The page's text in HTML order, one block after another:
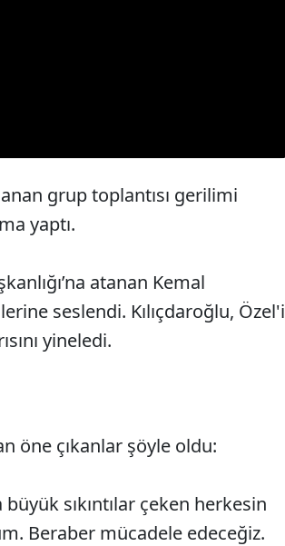
grup toplantısı gerilimi
yaptı.
atanan Kemal
seslendi. Kılıçdaroğlu, Özel'i
yineledi.
öne çıkanlar şöyle oldu:
sıkıntılar çeken herkesin
Beraber mücadele edeceğiz.